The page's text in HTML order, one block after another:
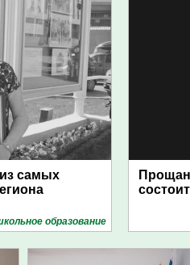
самых
образование